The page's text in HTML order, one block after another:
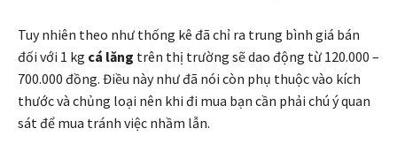
Tuy nhiên theo như thống kê đã chỉ ra trung bình giá bán
đối với 1 kg cá lăng trên thị trường sẽ dao động từ 120.000 –
700.000 đồng. Điều này như đã nói còn phụ thuộc vào kích
thước và chủng loại nên khi đi mua bạn cần phải chú ý quan
sát để mua tránh việc nhầm lẫn.